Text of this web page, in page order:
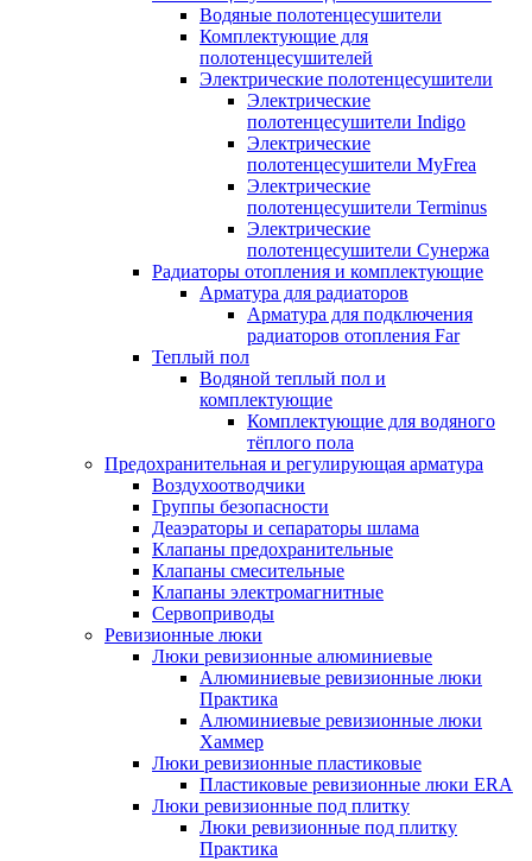
Водяные полотенцесушители
Комплектующие для
полотенцесушителей
Электрические полотенцесушители
Электрические
полотенцесушители Indigo
Электрические
полотенцесушители MyFrea
Электрические
полотенцесушители Terminus
Электрические
полотенцесушители Сунержа
Радиаторы отопления и комплектующие
Арматура для радиаторов
Арматура для подключения
радиаторов отопления Far
Теплый пол
Водяной теплый пол и
комплектующие
Комплектующие для водяного
тёплого пола
Предохранительная и регулирующая арматура
Воздухоотводчики
Группы безопасности
Деаэраторы и сепараторы шлама
Клапаны предохранительные
Клапаны смесительные
Клапаны электромагнитные
Сервоприводы
Ревизионные люки
Люки ревизионные алюминиевые
Алюминиевые ревизионные люки
Практика
Алюминиевые ревизионные люки
Хаммер
Люки ревизионные пластиковые
Пластиковые ревизионные люки ERA
Люки ревизионные под плитку
Люки ревизионные под плитку
Практика